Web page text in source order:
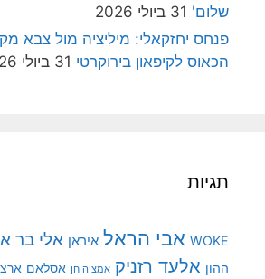
שלום' 31 ביולי 2026
פנחס יחזקאלי: מיליציה מול צבא
הכאוס לקיפאון בירוקרטי 31 ביולי 2026
תגיות
WOKE אבי הראל איראן אלי בר
ההון אלעד רזניק אמציה חן אסלאם